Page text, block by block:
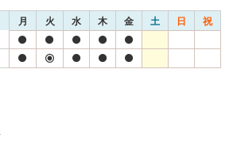
月 火 水 木 金 土 日 祝